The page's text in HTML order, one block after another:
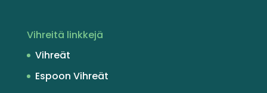
Vihreitä linkkejä
Vihreät
Espoon Vihreät